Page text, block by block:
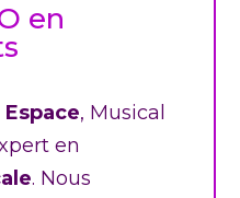
en
Espace, Musical
en
. Nous